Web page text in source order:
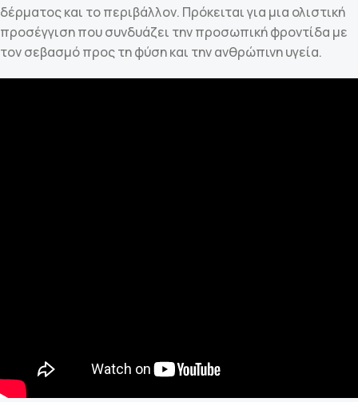
δέρματος και το περιβάλλον. Πρόκειται για μια ολιστική
προσέγγιση που συνδυάζει την προσωπική φροντίδα με
τον σεβασμό προς τη φύση και την ανθρώπινη υγεία.